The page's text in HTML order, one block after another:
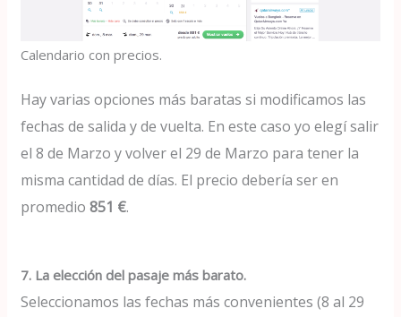
Calendario con precios.
Hay varias opciones más baratas si modificamos las
fechas de salida y de vuelta. En este caso yo elegí salir
el 8 de Marzo y volver el 29 de Marzo para tener la
misma cantidad de días. El precio debería ser en
promedio851 €.
7. La elección del pasaje más barato.
Seleccionamos las fechas más convenientes (8 al 29